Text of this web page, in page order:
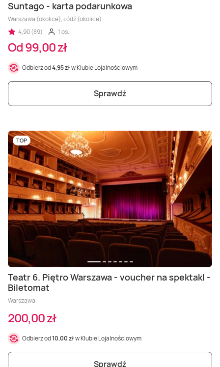
Suntago - karta podarunkowa
Warszawa (okolice), Łódź (okolice)
4,90 (89)
1 os.
Od 99,00 zł
Odbierz od4,95 złw Klubie Lojalnościowym
Sprawdź
TOP
Teatr 6. Piętro Warszawa - voucher na spektakl -
Biletomat
Warszawa
200,00 zł
Odbierz od10,00 złw Klubie Lojalnościowym
Sprawdź